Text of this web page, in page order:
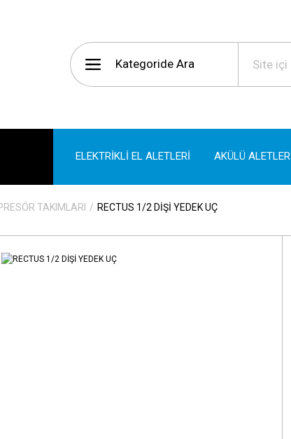
ELEKTRİKLİ EL ALETLERİ AKÜLÜ ALETLER
TAKIMLARI RECTUS 1/2 DİŞİ YEDEK UÇ